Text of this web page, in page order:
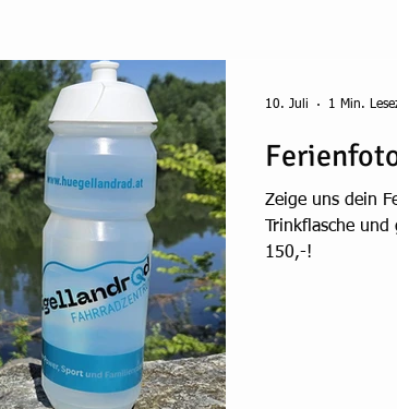
Zeige uns dein
Trinkflasche
150,-!
10. Juli 1 Min.